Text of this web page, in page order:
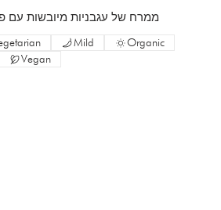
ממרח של עגבניות מיובשות עם פלפל
Mild
Organic
Vegan